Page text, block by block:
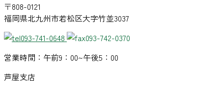
〒808-0121
福岡県北九州市若松区大字竹並3037
093-741-0648
093-742-0370
営業時間：午前9：00~午後5：00
芦屋支店